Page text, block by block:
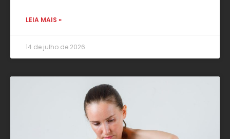
LEIA MAIS »
14 de julho de 2026